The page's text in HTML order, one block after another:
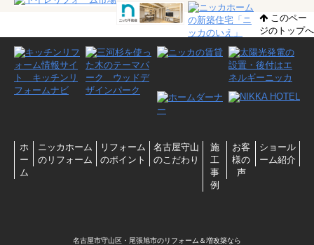
このペー
ジのトップへ
ホ
ー
ム
ニッカホーム
のリフォーム
リフォーム
のポイント
名古屋守山
のこだわり
施
工
事
例
お客
様の
声
ショール
ーム紹介
名古屋市守山区・尾張旭市のリフォーム＆増改築なら